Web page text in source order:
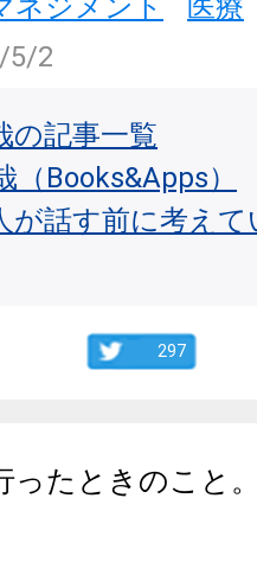
ネジメント
医療
5/2
の記事一覧
（Books&Apps）
が話す前に考え
297
ったときのこと